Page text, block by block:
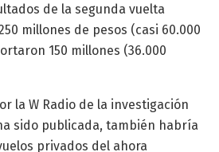
de la segunda vuelta
millones de pesos (casi 60.000
150 millones (36.000
la W Radio de la investigación
sido publicada, también habría
privados del ahora